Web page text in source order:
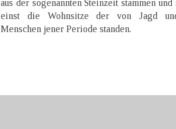
aus der sogenannten Steinzeit stammen
einst die Wohnsitze der von Jagd
Menschen jener Periode standen.